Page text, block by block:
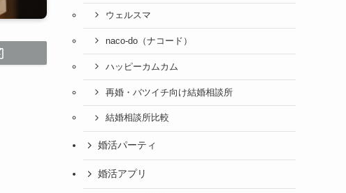
ウェルスマ
naco-do（ナコード）
ハッピーカムカム
再婚・バツイチ向け結婚相談所
結婚相談所比較
婚活パーティ
婚活アプリ